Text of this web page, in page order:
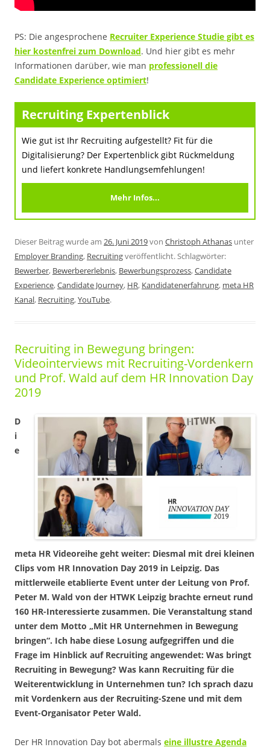
PS: Die angesprochene Recruiter Experience Studie gibt es
hier kostenfrei zum Download. Und hier gibt es mehr
Informationen darüber, wie man professionell die
Candidate Experience optimiert!
Recruiting Expertenblick
Wie gut ist Ihr Recruiting aufgestellt? Fit für die
Digitalisierung? Der Expertenblick gibt Rückmeldung
und liefert konkrete Handlungsemfehlungen!
Mehr Infos...
Dieser Beitrag wurde am 26. Juni 2019von Christoph Athanas unter
Employer Branding, Recruitingveröffentlicht. Schlagwörter:
Bewerber, Bewerbererlebnis, Bewerbungsprozess,Candidate
Experience,Candidate Journey, HR, Kandidatenerfahrung, meta HR
Kanal, Recruiting,YouTube.
Recruiting in Bewegung bringen:
Videointerviews mit Recruiting-Vordenkern
und Prof. Wald auf dem HR Innovation Day
2019
D
i
e
meta HR Videoreihe geht weiter: Diesmal mit drei kleinen
Clips vom HR Innovation Day 2019 in Leipzig. Das
mittlerweile etablierte Event unter der Leitung von Prof.
Peter M. Wald von der HTWK Leipzig brachte erneut rund
160 HR-Interessierte zusammen. Die Veranstaltung stand
unter dem Motto „Mit HR Unternehmen in Bewegung
bringen“. Ich habe diese Losung aufgegriffen und die
Frage im Hinblick auf Recruiting angewendet: Was bringt
Recruiting in Bewegung? Was kann Recruiting für die
Weiterentwicklung in Unternehmen tun? Ich sprach dazu
mit Vordenkern aus der Recruiting-Szene und mit dem
Event-Organisator Peter Wald.
Der HR Innovation Day bot abermals eine illustre Agenda